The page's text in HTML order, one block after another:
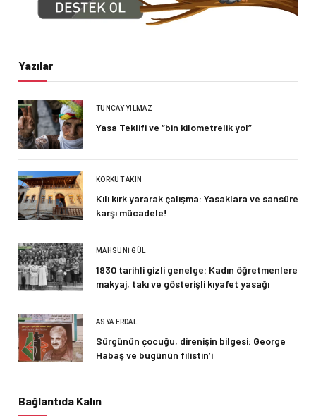
Yazılar
TUNCAY YILMAZ
Yasa Teklifi ve “bin kilometrelik yol”
KORKUT AKIN
Kılı kırk yararak çalışma: Yasaklara ve sansüre
karşı mücadele!
MAHSUNI GÜL
1930 tarihli gizli genelge: Kadın öğretmenlere
makyaj, takı ve gösterişli kıyafet yasağı
ASYA ERDAL
Sürgünün çocuğu, direnişin bilgesi: George
Habaş ve bugünün filistin’i
Bağlantıda Kalın